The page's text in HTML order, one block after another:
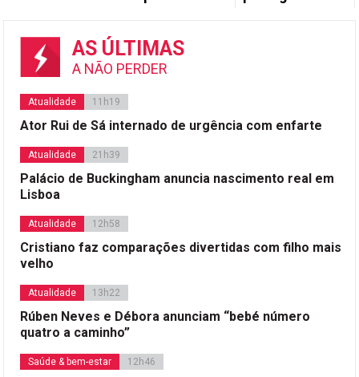
AS ÚLTIMAS
A NÃO PERDER
Atualidade 11h19
Ator Rui de Sá internado de urgência com enfarte
Atualidade 21h39
Palácio de Buckingham anuncia nascimento real em
Lisboa
Atualidade 12h58
Cristiano faz comparações divertidas com filho mais
velho
Atualidade 13h22
Rúben Neves e Débora anunciam “bebé número
quatro a caminho”
Saúde & bem-estar 12h46